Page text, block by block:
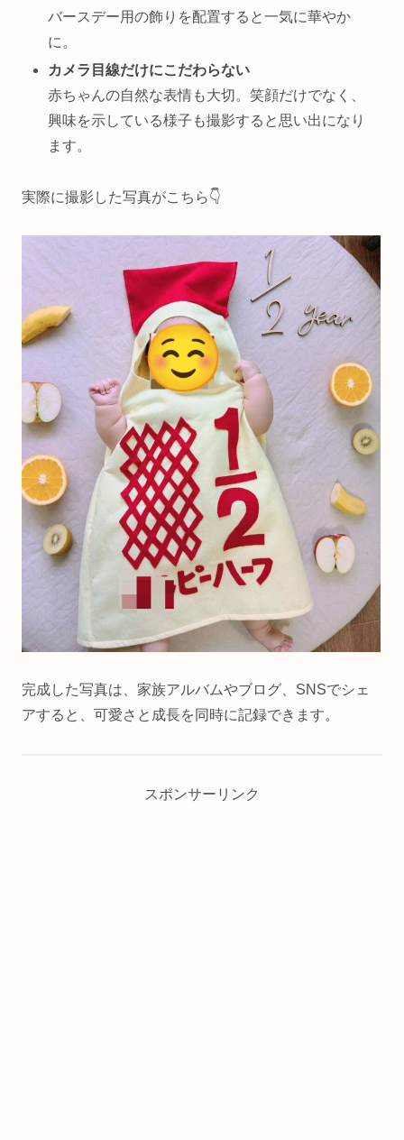
バースデー用の飾りを配置すると一気に華やか
に。
カメラ目線だけにこだわらない
赤ちゃんの自然な表情も大切。笑顔だけでなく、
興味を示している様子も撮影すると思い出になり
ます。
実際に撮影した写真がこちら👇️
完成した写真は、家族アルバムやブログ、SNSでシェ
アすると、可愛さと成長を同時に記録できます。
スポンサーリンク